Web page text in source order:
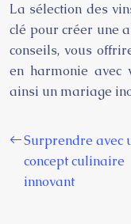
La sélection des
clé pour créer une
conseils, vous
en harmonie avec
ainsi un mariage
Surprendre avec
concept culinaire
innovant